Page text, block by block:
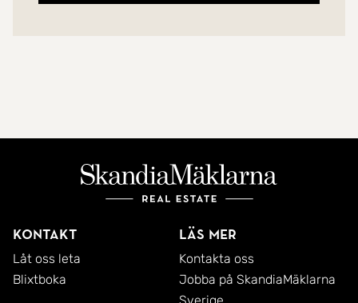
Kontakt
Låt oss leta
Blixtboka
Läs mer
Kontakta oss
Jobba på SkandiaMäklarna